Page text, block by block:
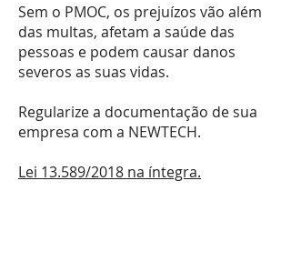
Sem o PMOC, os prejuízos vão além
das multas, afetam a saúde das
pessoas e podem causar danos
severos as suas vidas.
Regularize a documentação de sua
empresa com a NEWTECH.
Lei 13.589/2018 na íntegra.